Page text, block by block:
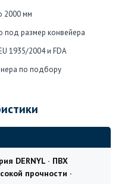
2000 мм
под размер конвейера
1935/2004 и FDA
по подбору
DERNYL · ПВХ
прочности ·